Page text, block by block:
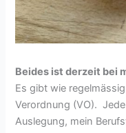
Beides ist derzeit bei
Es gibt wie
Verordnung (VO).
Auslegung, mein